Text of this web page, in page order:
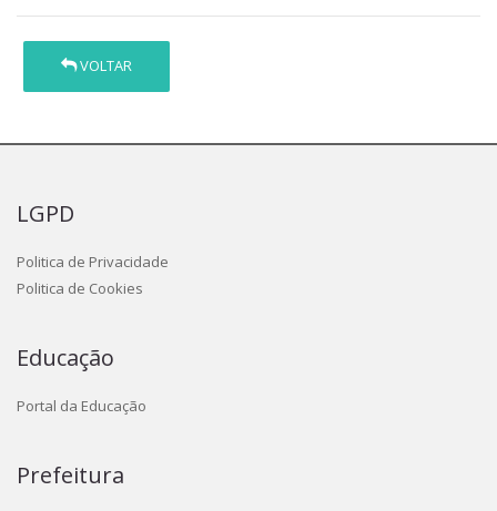
VOLTAR
LGPD
Politica de Privacidade
Politica de Cookies
Educação
Portal da Educação
Prefeitura